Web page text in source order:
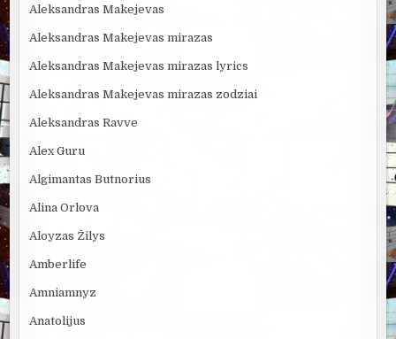
Aleksandras Makejevas
Aleksandras Makejevas mirazas
Aleksandras Makejevas mirazas lyrics
Aleksandras Makejevas mirazas zodziai
Aleksandras Ravve
Alex Guru
Algimantas Butnorius
Alina Orlova
Aloyzas Žilys
Amberlife
Amniamnyz
Anatolijus